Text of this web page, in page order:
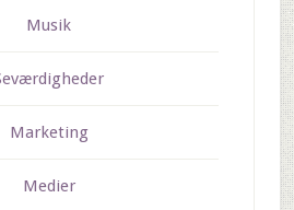
Musik
Marketing
Medier